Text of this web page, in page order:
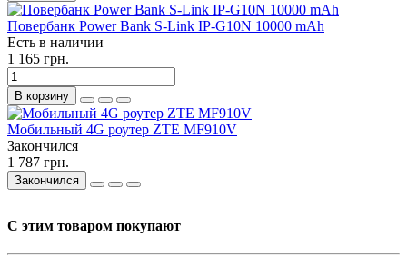
Повербанк Power Bank S-Link IP-G10N 10000 mAh
Есть в наличии
1 165 грн.
В корзину
Мобильный 4G роутер ZTE MF910V
Закончился
1 787 грн.
Закончился
С этим товаром покупают